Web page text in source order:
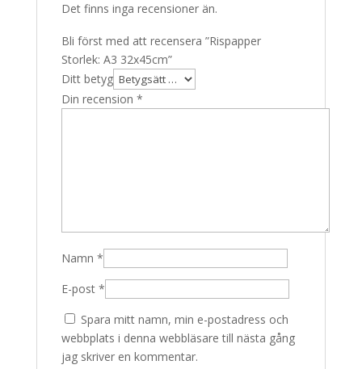
Det finns inga recensioner än.
Bli först med att recensera ”Rispapper
Storlek: A3 32x45cm”
Ditt betyg
Din recension *
Namn *
E-post *
Spara mitt namn, min e-postadress och
webbplats i denna webbläsare till nästa gång
jag skriver en kommentar.